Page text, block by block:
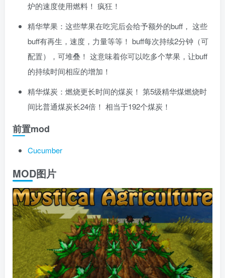
炉的速度使用燃料！ 疯狂！
精华苹果：这些苹果在吃完后会给予额外的buff， 这些
buff有再生，速度，力量等等！ buff每次持续2分钟（可
配置），可堆叠！ 这意味着你可以吃多个苹果，让buff
的持续时间相应的增加！
精华煤炭：燃烧更长时间的煤炭！ 第5级精华煤燃烧时
间比普通煤炭长24倍！ 相当于192个煤炭！
前置mod
Cucumber
MOD图片